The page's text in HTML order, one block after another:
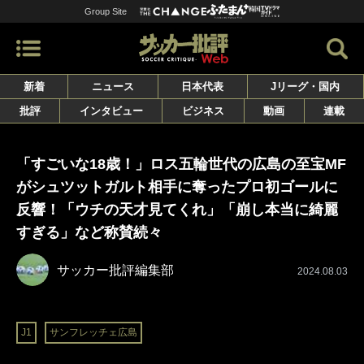
Group Site
新着 ニュース 日本代表
Jリーグ・国内
批評
インタビュー ビジネス 動画 連載
「すごいな18歳！」ロス五輪世代の広島の至宝MF
がシュツットガルト相手に奪ったプロ初ゴールに
反響！「ウチの天才見てくれ」「崩し本当に綺麗
すぎる」など称賛続々
サッカー批評編集部 2024.08.03
J1 サンフレッチェ広島